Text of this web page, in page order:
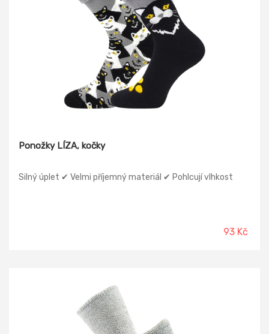
Ponožky LÍZA, kočky
Silný úplet ✔ Velmi příjemný materiál ✔ Pohlcují vlhkost
93 Kč